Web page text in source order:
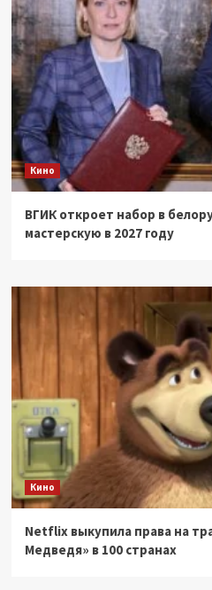
Кино
ВГИК откроет набор в
мастерскую в 2027 году
Кино
Netflix выкупила права на
Медведя» в 100 странах